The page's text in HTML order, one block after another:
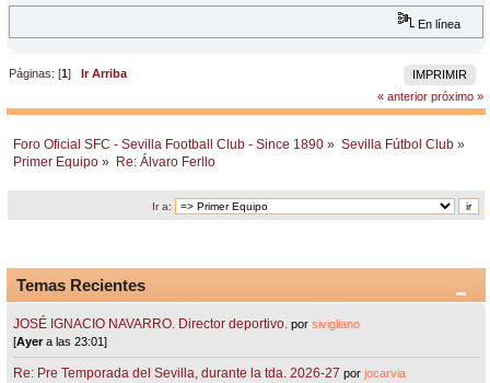
En línea
IMPRIMIR
Páginas: [1]Ir Arriba
« anterior próximo »
Foro Oficial SFC - Sevilla Football Club - Since 1890 » Sevilla Fútbol Club »
Primer Equipo » Re: Álvaro Ferllo
Ir a:
Temas Recientes
JOSÉ IGNACIO NAVARRO. Director deportivo. porsivigliano
[Ayera las 23:01]
Re: Pre Temporada del Sevilla, durante la tda. 2026-27 porjocarvia